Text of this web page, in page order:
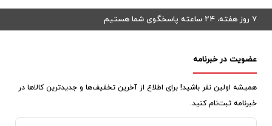
۷ روز هفته، ۲۴ ساعته پاسخگوی شما هستیم
عضویت در خبرنامه
همیشه اولین نفر باشید! برای اطلاع از آخرین تخفیف‌ها و جدیدترین کالاها در
خبرنامه ثبت‌نام کنید.